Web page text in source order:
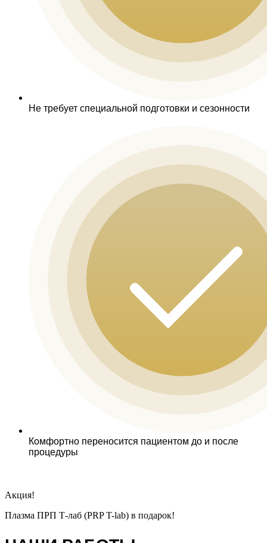
Не требует специальной подготовки и сезонности
Комфортно переносится пациентом до и после
процедуры
Акция!
Плазма ПРП Т-лаб (PRP T-lab) в подарок!